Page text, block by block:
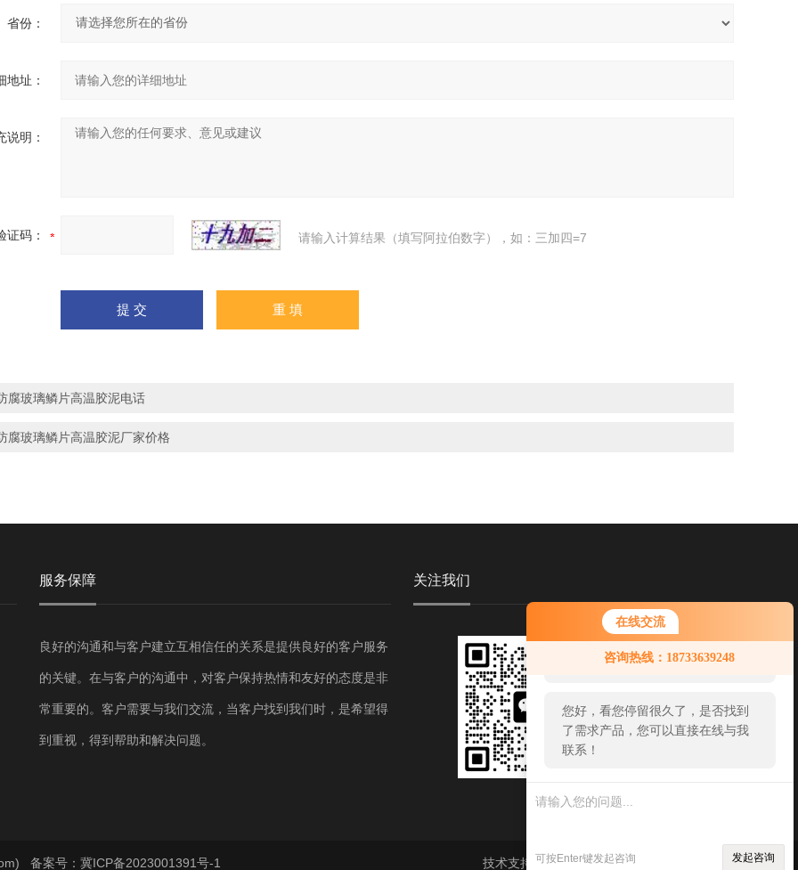
在线交流
咨询热线：18733639248
您好！欢迎前来咨询，很高兴为您
服务，请问您要咨询什么问题呢？
您好，看您停留很久了，是否找到
了需求产品，您可以直接在线与我
联系！
可按Enter键发起咨询 发起咨询
省份：
地址：
说明：
证码： 请输入计算结果（填写阿拉伯数字），如：三加四=7
腐玻璃鳞片高温胶泥电话
腐玻璃鳞片高温胶泥厂家价格
服务保障
良好的沟通和与客户建立互相信任的关系是提供良好的客户服务
的关键。在与客户的沟通中，对客户保持热情和友好的态度是非
常重要的。客户需要与我们交流，当客户找到我们时，是希望得
到重视，得到帮助和解决问题。
关注我们
技术支持：环保在线 sitemap.xml 管理登陆
备案号：冀ICP备2023001391号-1